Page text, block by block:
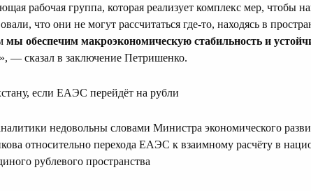
рабочая группа, которая реализует комплекс мер, чтобы
что они не могут рассчитаться где-то, находясь в
мы обеспечим макроэкономическую стабильность и
», — сказал в заключение Петришенко.
если ЕАЭС перейдёт на рубли
недовольны словами Министра экономического
относительно перехода ЕАЭС к взаимному расчёту в
рублевого пространства